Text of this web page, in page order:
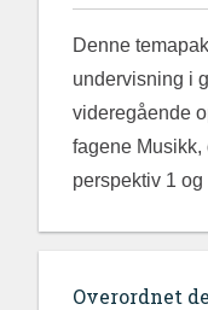
Denne
undervisning i
videregående
fagene Musikk,
perspektiv 1 og
Overordnet